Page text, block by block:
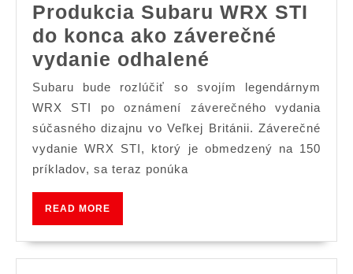
Produkcia Subaru WRX STI
do konca ako záverečné
vydanie odhalené
Subaru
WRX
STI
do
vydanie
Subaru bude rozlúčiť so svojím legendárnym
WRX STI po oznámení záverečného vydania
súčasného dizajnu vo Veľkej Británii. Záverečné
vydanie WRX STI, ktorý je obmedzený na 150
príkladov, sa teraz ponúka
READ MORE